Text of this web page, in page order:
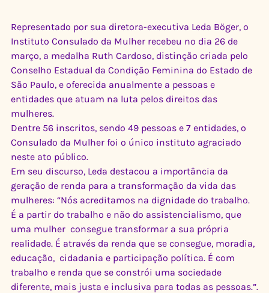
Representado por sua diretora-executiva Leda Böger, o
Instituto Consulado da Mulher recebeu no dia 26 de
março, a medalha Ruth Cardoso, distinção criada pelo
Conselho Estadual da Condição Feminina do Estado de
São Paulo, e oferecida anualmente a pessoas e
entidades que atuam na luta pelos direitos das
mulheres.
Dentre 56 inscritos, sendo 49 pessoas e 7 entidades, o
Consulado da Mulher foi o único instituto agraciado
neste ato público.
Em seu discurso, Leda destacou a importância da
geração de renda para a transformação da vida das
mulheres: “Nós acreditamos na dignidade do trabalho.
É a partir do trabalho e não do assistencialismo, que
uma mulher  consegue transformar a sua própria
realidade. É através da renda que se consegue, moradia,
educação,  cidadania e participação política. É com
trabalho e renda que se constrói uma sociedade
diferente, mais justa e inclusiva para todas as pessoas.”.